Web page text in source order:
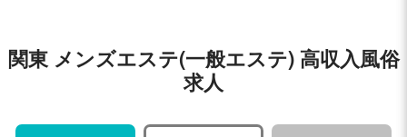
関東 メンズエステ(一般エステ) 高収入風俗
求人